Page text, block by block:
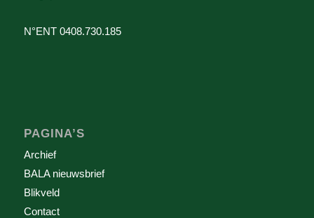
N°ENT 0408.730.185
PAGINA’S
Archief
BALA nieuwsbrief
Blikveld
Contact